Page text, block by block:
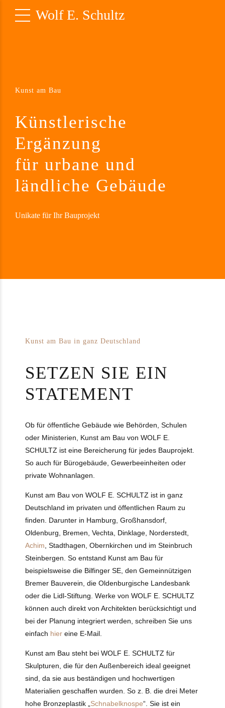
Wolf E. Schultz
Kunst am Bau
Künstlerische
Ergänzung
für urbane und
ländliche Gebäude
Unikate für Ihr Bauprojekt
Kunst am Bau in ganz Deutschland
SETZEN SIE EIN
STATEMENT
Ob für öffentliche Gebäude wie Behörden, Schulen
oder Ministerien, Kunst am Bau von WOLF E.
SCHULTZ ist eine Bereicherung für jedes Bauprojekt.
So auch für Bürogebäude, Gewerbeeinheiten oder
private Wohnanlagen.
Kunst am Bau von WOLF E. SCHULTZ ist in ganz
Deutschland im privaten und öffentlichen Raum zu
finden. Darunter in Hamburg, Großhansdorf,
Oldenburg, Bremen, Vechta, Dinklage, Norderstedt,
Achim , Stadthagen, Obernkirchen und im Steinbruch
Steinbergen. So entstand Kunst am Bau für
beispielsweise die Bilfinger SE, den Gemeinnützigen
Bremer Bauverein, die Oldenburgische Landesbank
oder die Lidl-Stiftung. Werke von WOLF E. SCHULTZ
können auch direkt von Architekten berücksichtigt und
bei der Planung integriert werden, schreiben Sie uns
einfach hier eine E-Mail.
Kunst am Bau steht bei WOLF E. SCHULTZ für
Skulpturen, die für den Außenbereich ideal geeignet
sind, da sie aus beständigen und hochwertigen
Materialien geschaffen wurden. So z. B. die drei Meter
hohe Bronzeplastik „ Schnabelknospe“. Sie ist ein